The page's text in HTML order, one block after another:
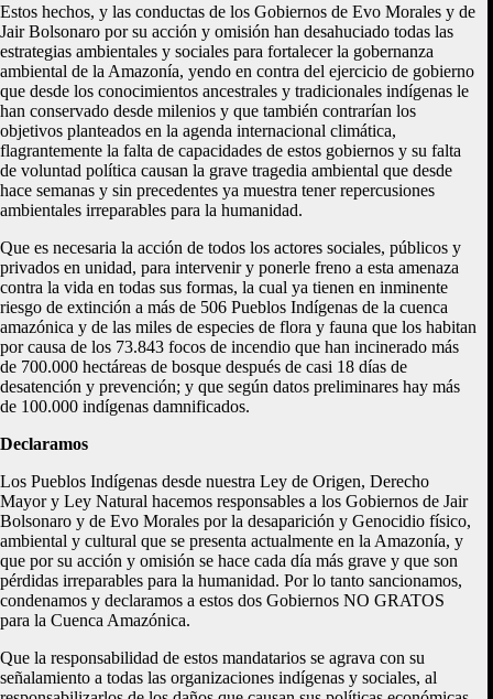
Estos hechos, y las conductas de los Gobiernos de Evo Morales y de
Jair Bolsonaro por su acción y omisión han desahuciado todas las
estrategias ambientales y sociales para fortalecer la gobernanza
ambiental de la Amazonía, yendo en contra del ejercicio de gobierno
que desde los conocimientos ancestrales y tradicionales indígenas le
han conservado desde milenios y que también contrarían los
objetivos planteados en la agenda internacional climática,
flagrantemente la falta de capacidades de estos gobiernos y su falta
de voluntad política causan la grave tragedia ambiental que desde
hace semanas y sin precedentes ya muestra tener repercusiones
ambientales irreparables para la humanidad.
Que es necesaria la acción de todos los actores sociales, públicos y
privados en unidad, para intervenir y ponerle freno a esta amenaza
contra la vida en todas sus formas, la cual ya tienen en inminente
riesgo de extinción a más de 506 Pueblos Indígenas de la cuenca
amazónica y de las miles de especies de flora y fauna que los habitan
por causa de los 73.843 focos de incendio que han incinerado más
de 700.000 hectáreas de bosque después de casi 18 días de
desatención y prevención; y que según datos preliminares hay más
de 100.000 indígenas damnificados.
Declaramos
Los Pueblos Indígenas desde nuestra Ley de Origen, Derecho
Mayor y Ley Natural hacemos responsables a los Gobiernos de Jair
Bolsonaro y de Evo Morales por la desaparición y Genocidio físico,
ambiental y cultural que se presenta actualmente en la Amazonía, y
que por su acción y omisión se hace cada día más grave y que son
pérdidas irreparables para la humanidad. Por lo tanto sancionamos,
condenamos y declaramos a estos dos Gobiernos NO GRATOS
para la Cuenca Amazónica.
Que la responsabilidad de estos mandatarios se agrava con su
señalamiento a todas las organizaciones indígenas y sociales, al